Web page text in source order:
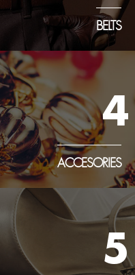
BELTS
4
ACCESORIES
5